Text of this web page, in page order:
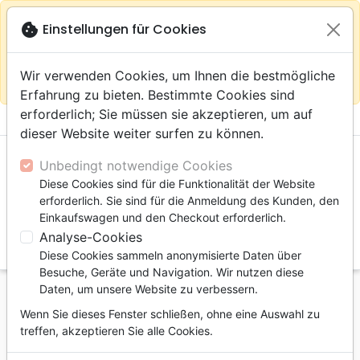
Auf der Webseite Europa bleiben close
warningGemäß
Ihrem
Einkauf im ShopDas Haus der Bibel Schweiz
menu shopping_cart
Suche
Startseite Bücher
Aktualität, Zeitgeschehen
Israel
Israël, un signe prophétique pour notre temps
cookie Einstellungen für Cookies
Wir verwenden Cookies, um Ihnen die bestmögliche
Erfahrung zu bieten. Bestimmte Cookies sind
erforderlich; Sie müssen sie akzeptieren, um auf
dieser Website weiter surfen zu können.
Unbedingt notwendige Cookies
Diese Cookies sind für die Funktionalität der Website
erforderlich. Sie sind für die Anmeldung des Kunden, den
Einkaufswagen und den Checkout erforderlich.
Analyse-Cookies
Diese Cookies sammeln anonymisierte Daten über
Besuche, Geräte und Navigation. Wir nutzen diese
Daten, um unsere Website zu verbessern.
Wenn Sie dieses Fenster schließen, ohne eine Auswahl zu
treffen, akzeptieren Sie alle Cookies.